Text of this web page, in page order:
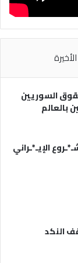
الأخيرة
السوريين
بالعالم
الإيـ*ـراني
النكد